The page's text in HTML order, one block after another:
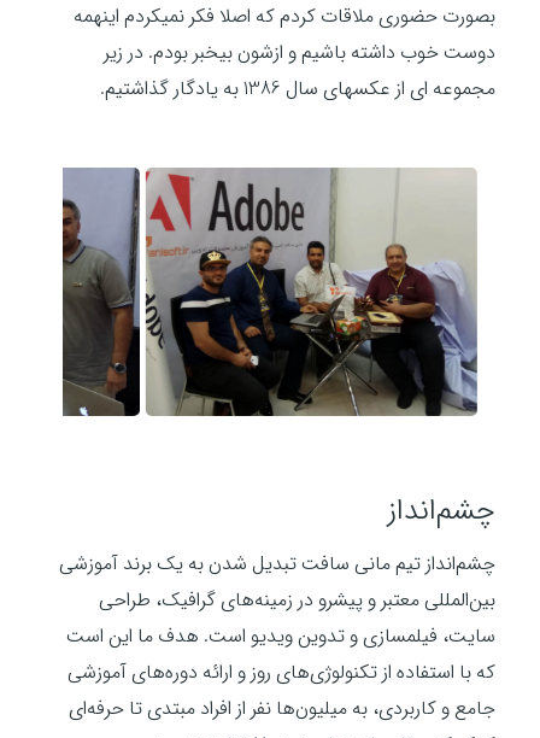
بصورت حضوری ملاقات کردم که اصلا فکر نمیکردم اینهمه
دوست خوب داشته باشیم و ازشون بیخبر بودم. در زیر
مجموعه ای از عکسهای سال 1386 به یادگار گذاشتیم.
چشم‌انداز
چشم‌انداز تیم مانی سافت تبدیل شدن به یک برند آموزشی
بین‌المللی معتبر و پیشرو در زمینه‌های گرافیک، طراحی
سایت، فیلمسازی و تدوین ویدیو است. هدف ما این است
که با استفاده از تکنولوژی‌های روز و ارائه دوره‌های آموزشی
جامع و کاربردی، به میلیون‌ها نفر از افراد مبتدی تا حرفه‌ای